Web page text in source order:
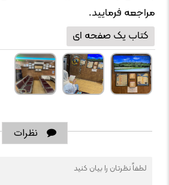
مراجعه فرمایید.
کتاب یک صفحه ای
نظرات